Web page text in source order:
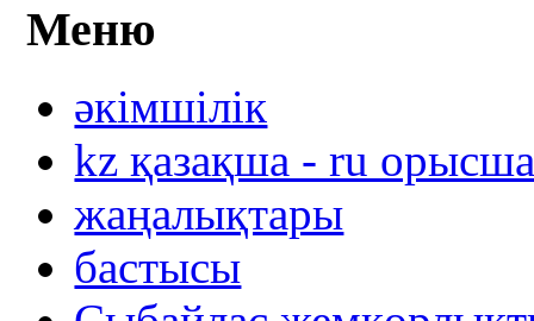
Меню
әкімшілік
kz қазақша - ru
жаңалықтары
бастысы